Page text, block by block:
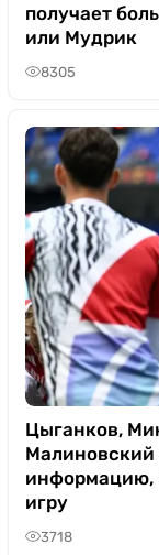
получает
или Мудрик
8305
Цыганков,
Малиновский
информацию,
игру
3718